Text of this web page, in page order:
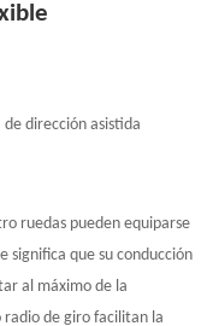
de dirección asistida
ruedas pueden equiparse
significa que su conducción
al máximo de la
radio de giro facilitan la